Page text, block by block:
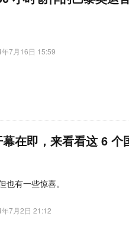
7月16日 15:59
在即，来看看这 6 个
也有一些惊喜。
7月2日 21:12